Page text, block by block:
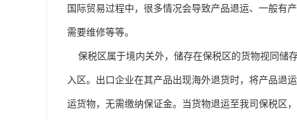
国际贸易过程中，很多情况会导致产品退运、一般有
需要维修等等。
保税区属于境内关外，储存在保税区的货物视同储
入区。出口企业在其产品出现海外退货时，将产品退
运货物，无需缴纳保证金。当货物退运至我司保税区